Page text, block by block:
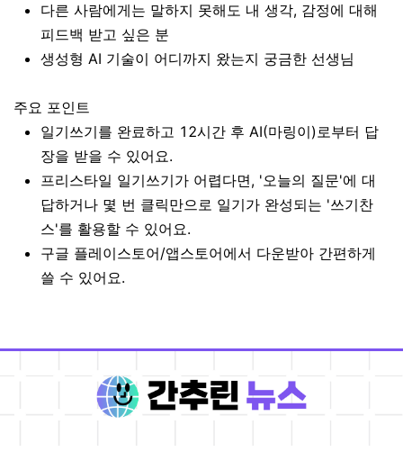
다른 사람에게는 말하지 못해도 내 생각, 감정에 대해
피드백 받고 싶은 분
생성형 AI 기술이 어디까지 왔는지 궁금한 선생님
주요 포인트
일기쓰기를 완료하고 12시간 후 AI(마링이)로부터 답
장을 받을 수 있어요.
프리스타일 일기쓰기가 어렵다면, '오늘의 질문'에 대
답하거나 몇 번 클릭만으로 일기가 완성되는 '쓰기찬
스'를 활용할 수 있어요.
구글 플레이스토어/앱스토어에서 다운받아 간편하게
쓸 수 있어요.